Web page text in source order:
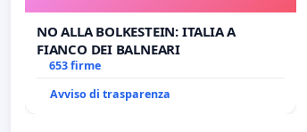
NO ALLA BOLKESTEIN: ITALIA A
FIANCO DEI BALNEARI
653 firme
Avviso di trasparenza